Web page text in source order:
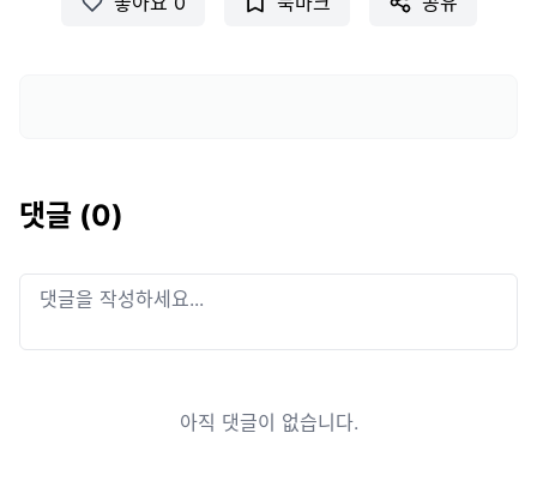
댓글 (0)
댓글을 작성하세요...
아직 댓글이 없습니다.